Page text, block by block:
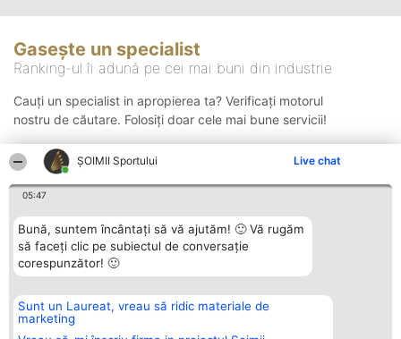
ȘOIMII Sportului Live chat
05:47
Bună, suntem încântați să vă ajutăm! 🙂 Vă rugăm
să faceți clic pe subiectul de conversație
corespunzător! 🙂
Sunt un Laureat, vreau să ridic materiale de
marketing
Gasește un specialist
Ranking-ul îi adună pe cei mai buni din industrie
Cauți un specialist in apropierea ta? Verificați motorul
nostru de căutare. Folosiți doar cele mai bune servicii!
Organizator Ranking
BRIGHT SOLUTIONS BR SRL
Aleea Timisul De Sus 2 Bl. A30
Plebiscyt
Lista Tuturor
Contact